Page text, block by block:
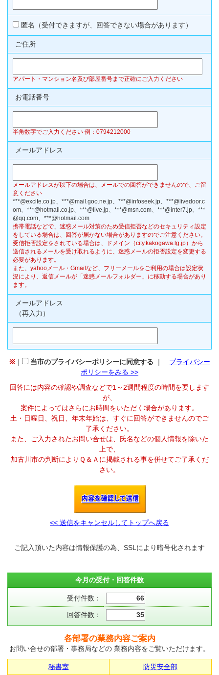
匿名（受付できますが、回答できない場合があります）
ご住所
アパート・マンション名及び部屋番号まで正確にご入力ください
お電話番号
半角数字でご入力ください 例：0794212000
メールアドレス
メールアドレスが以下の場合は、メールでの回答ができませんので、ご留
意ください
***@excite.co.jp、​***@mail.goo.ne.jp、​***@infoseek.jp、​***@livedoor.c
om、​***@hotmail.co.jp、​***@live.jp、​***@msn.com、​***@inter7.jp、​***
@qq.com、​***@hotmail.com
携帯電話などで、迷惑メール対策のため受信拒否などのセキュリティ設定
をしている場合は、回答が届かない場合がありますのでご注意ください。
受信拒否設定をされている場合は、ドメイン（city.kakogawa.lg.jp）から
送信されるメールを受け取れるように、迷惑メールの拒否設定を変更する
必要があります。
また、yahooメール・Gmailなど、フリーメールをご利用の場合は設定状
況により、返信メールが「迷惑メールフォルダー」に移動する場合があり
ます。
メールアドレス
（再入力）
※｜ 当市のプライバシーポリシーに同意する ｜ プライバシー
ポリシーをみる >>
回答には内容の確認や調査などで1～2週間程度の時間を要します
が、
案件によってはさらにお時間をいただく場合があります。
土・日曜日、祝日、年末年始は、すぐに回答ができませんのでご
了承ください。
また、ご入力されたお問い合せは、氏名などの個人情報を除いた
上で、
加古川市の判断によりＱ＆Ａに掲載される事を併せてご了承くだ
さい。
<< 送信をキャンセルしてトップへ戻る
ご記入頂いた内容は情報保護の為、SSLにより暗号化されます
今月の受付・回答件数
受付件数： 66
回答件数： 35
各部署の業務内容ご案内
お問い合せの部署・事務局などの 業務内容をご覧いただけます。
秘書室
防災安全部